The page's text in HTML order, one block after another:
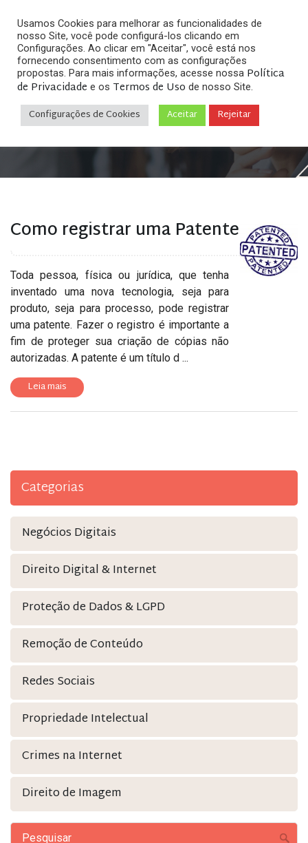
Arquivos
Home»Posts tagged "patente de invenção"
Como registrar uma Patente
Toda pessoa, física ou jurídica, que tenha
inventado uma nova tecnologia, seja para
produto, seja para processo, pode registrar
uma patente. Fazer o registro é importante a
fim de proteger sua criação de cópias não
autorizadas. A patente é um título d ...
Leia mais
Categorias
Negócios Digitais
Direito Digital & Internet
Proteção de Dados & LGPD
Remoção de Conteúdo
Redes Sociais
Propriedade Intelectual
Crimes na Internet
Direito de Imagem
Usamos Cookies para melhorar as funcionalidades de
nosso Site, você pode configurá-los clicando em
Configurações. Ao clicar em "Aceitar", você está nos
fornecendo consentimento com as configurações
propostas. Para mais informações, acesse nossa Política
de Privacidade e os Termos de Uso de nosso Site.
Configurações de Cookies Aceitar Rejeitar